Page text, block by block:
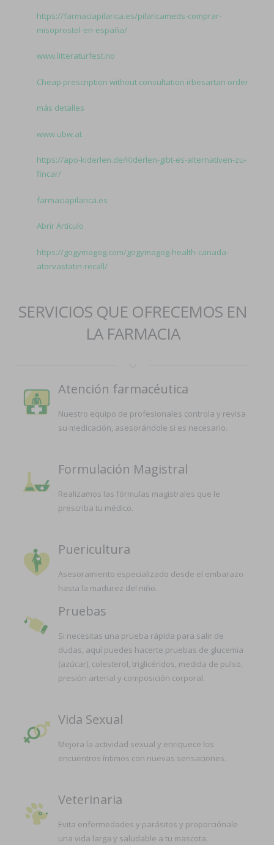
https://farmaciapilarica.es/pilaricameds-comprar-
misoprostol-en-españa/
www.litteraturfest.no
Cheap prescription without consultation irbesartan order
más detalles
www.ubw.at
https://apo-kiderlen.de/Kiderlen-gibt-es-alternativen-zu-
fincar/
farmaciapilarica.es
Abrir Artículo
https://gogymagog.com/gogymagog-health-canada-
atorvastatin-recall/
SERVICIOS QUE OFRECEMOS EN
LA FARMACIA
Atención farmacéutica
Nuestro equipo de profesionales controla y revisa
su medicación, asesorándole si es necesario.
Formulación Magistral
Realizamos las fórmulas magistrales que le
prescriba tu médico.
Puericultura
Asesoramiento especializado desde el embarazo
hasta la madurez del niño.
Pruebas
Si necesitas una prueba rápida para salir de
dudas, aquí puedes hacerte pruebas de glucemia
(azúcar), colesterol, triglicéridos, medida de pulso,
presión arterial y composición corporal.
Vida Sexual
Mejora la actividad sexual y enriquece los
encuentros íntimos con nuevas sensaciones.
Veterinaria
Evita enfermedades y parásitos y proporciónale
una vida larga y saludable a tu mascota.